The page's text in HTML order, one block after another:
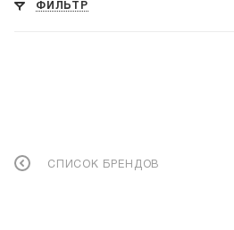
ФИЛЬТР
СПИСОК БРЕНДОВ